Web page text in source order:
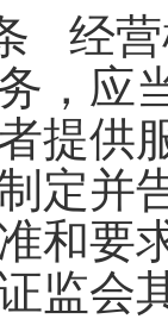
经
，应
提供
定并
和要
监会